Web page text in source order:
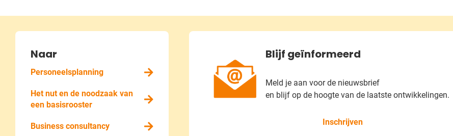
Naar
Personeelsplanning
Het nut en de noodzaak van
een basisrooster
Business consultancy
Blijf geïnformeerd
Meld je aan voor de nieuwsbrief
en blijf op de hoogte van de laatste ontwikkelingen.
Inschrijven